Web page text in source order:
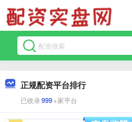
正规配资平台排行
已收录999+家平台